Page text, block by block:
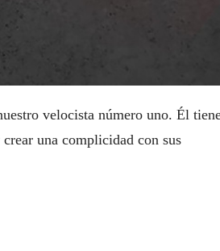
velocista número uno. Él
una complicidad con sus